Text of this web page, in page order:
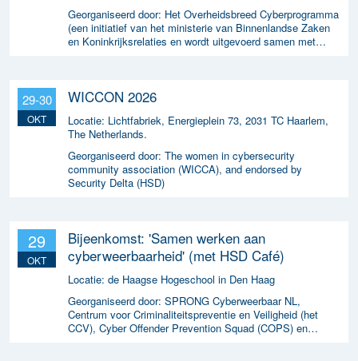
Georganiseerd door: Het Overheidsbreed Cyberprogramma
(een initiatief van het ministerie van Binnenlandse Zaken
en Koninkrijksrelaties en wordt uitgevoerd samen met
29-30
OKT
WICCON 2026
Locatie: Lichtfabriek, Energieplein 73, 2031 TC Haarlem,
The Netherlands.
Georganiseerd door: The women in cybersecurity
community association (WICCA), and endorsed by
Security Delta (HSD)
29
OKT
Bijeenkomst: 'Samen werken aan
cyberweerbaarheid' (met HSD Café)
Locatie: de Haagse Hogeschool in Den Haag
Georganiseerd door: SPRONG Cyberweerbaar NL,
Centrum voor Criminaliteitspreventie en Veiligheid (het
CCV), Cyber Offender Prevention Squad (COPS) en